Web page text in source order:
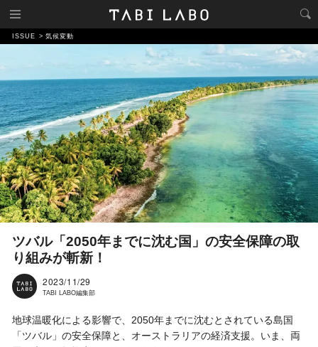
ISSUE 気候変動
ツバル「2050年までに沈む国」の安全保障の取
り組みが斬新！
2023/11/29
TABI LABO編集部
地球温暖化による影響で、2050年までに沈むとされている島国
「ツバル」の安全保障と、オーストラリアの経済支援。いま、両